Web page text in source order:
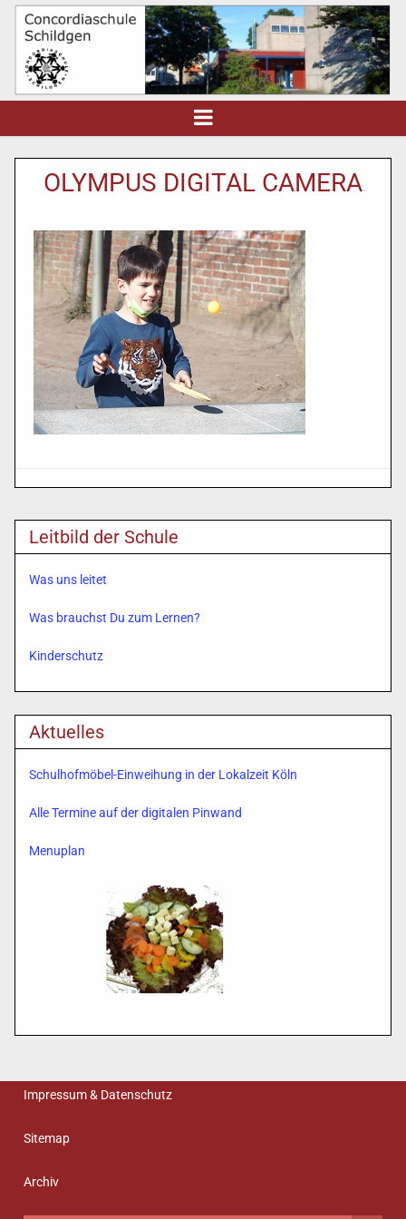
OLYMPUS DIGITAL CAMERA
Leitbild der Schule
Was uns leitet
Was brauchst Du zum Lernen?
Kinderschutz
Aktuelles
Schulhofmöbel-Einweihung in der Lokalzeit Köln
Alle Termine auf der digitalen Pinwand
Menuplan
Impressum & Datenschutz
Sitemap
Archiv